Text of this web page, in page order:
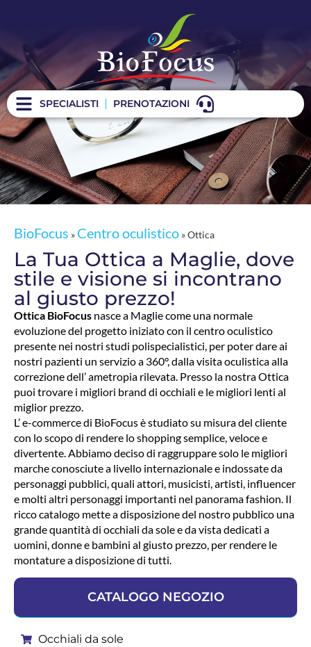
SPECIALISTI PRENOTAZIONI
Ottica
BioFocus » Centro oculistico »Ottica
La Tua Ottica a Maglie, dove
stile e visione si incontrano
al giusto prezzo!
Ottica BioFocus nasce a Maglie come una normale
evoluzione del progetto iniziato con il centro oculistico
presente nei nostri studi polispecialistici, per poter dare ai
nostri pazienti un servizio a 360°, dalla visita oculistica alla
correzione dell’ ametropia rilevata. Presso la nostra Ottica
puoi trovare i migliori brand di occhiali e le migliori lenti al
miglior prezzo.
L’ e-commerce di BioFocus è studiato su misura del cliente
con lo scopo di rendere lo shopping semplice, veloce e
divertente. Abbiamo deciso di raggruppare solo le migliori
marche conosciute a livello internazionale e indossate da
personaggi pubblici, quali attori, musicisti, artisti, influencer
e molti altri personaggi importanti nel panorama fashion. Il
ricco catalogo mette a disposizione del nostro pubblico una
grande quantità di occhiali da sole e da vista dedicati a
uomini, donne e bambini al giusto prezzo, per rendere le
montature a disposizione di tutti.
CATALOGO NEGOZIO
Occhiali da sole